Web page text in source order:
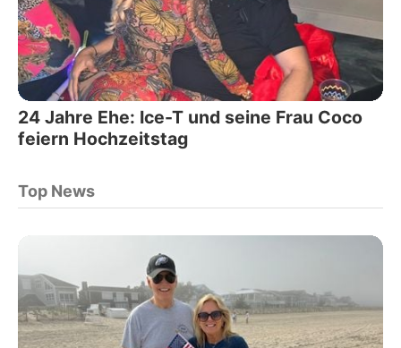
24 Jahre Ehe: Ice-T und seine Frau Coco
feiern Hochzeitstag
Top News